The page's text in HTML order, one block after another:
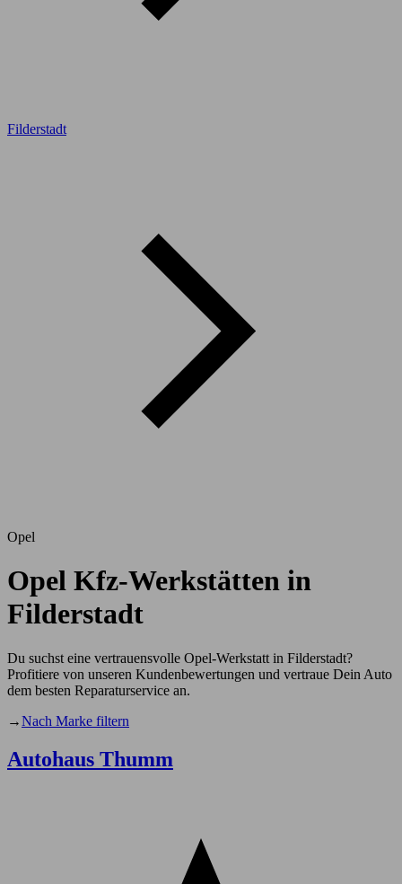
Filderstadt
Opel
Opel Kfz-Werkstätten in
Filderstadt
Du suchst eine vertrauensvolle Opel-Werkstatt in Filderstadt?
Profitiere von unseren Kundenbewertungen und vertraue Dein Auto
dem besten Reparaturservice an.
→Nach Marke filtern
Autohaus Thumm